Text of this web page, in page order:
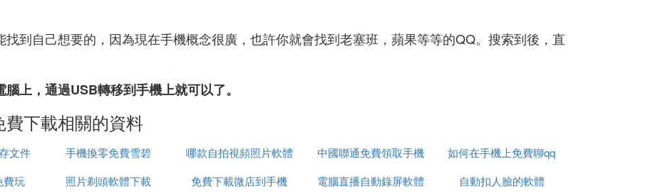
到自己想要的，因為現在手機概念很廣，也許你就會找到老塞班，蘋果等等的QQ。搜索到後，直
上，通過USB轉移到手機上就可以了。
下載相關的資料
文件 手機換零免費雪碧
哪款自拍視頻照片軟體
好
中國聯通免費領取手機
如何在手機上免費聊qq
費玩
照片剃頭軟體下載 免費下載微店到手機 電腦直播自動錄屏軟體
自動扣人臉的軟體